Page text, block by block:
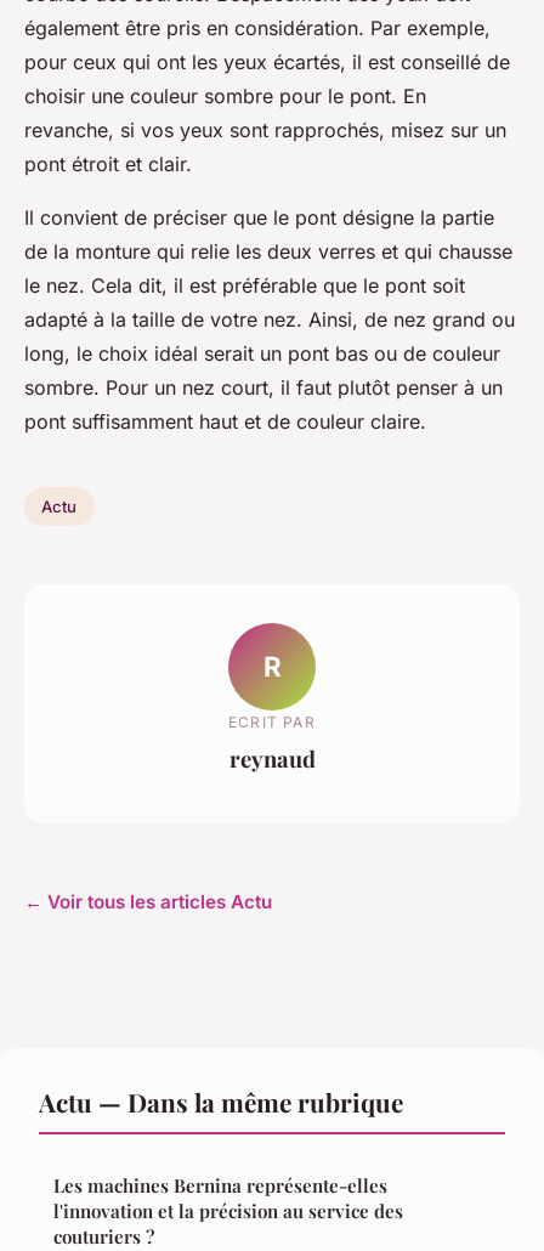
également être pris en considération. Par exemple,
pour ceux qui ont les yeux écartés, il est conseillé de
choisir une couleur sombre pour le pont. En
revanche, si vos yeux sont rapprochés, misez sur un
pont étroit et clair.
Il convient de préciser que le pont désigne la partie
de la monture qui relie les deux verres et qui chausse
le nez. Cela dit, il est préférable que le pont soit
adapté à la taille de votre nez. Ainsi, de nez grand ou
long, le choix idéal serait un pont bas ou de couleur
sombre. Pour un nez court, il faut plutôt penser à un
pont suffisamment haut et de couleur claire.
Actu
R
ECRIT PAR
reynaud
← Voir tous les articles Actu
Actu — Dans la même rubrique
Les machines Bernina représente-elles
l'innovation et la précision au service des
couturiers ?